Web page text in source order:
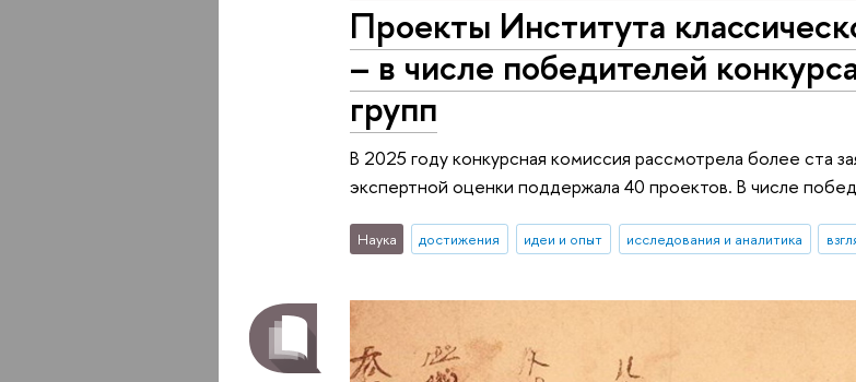
Проекты Института
– в числе победителей
групп
В 2025 году конкурсная комиссия рассмотрела более ста
экспертной оценки поддержала 40 проектов. В числе
Наука достижения идеи и опыт исследования и аналитика